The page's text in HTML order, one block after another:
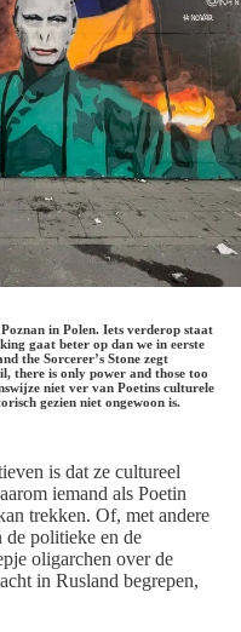
in Polen. Iets verderop staat
gaat beter op dan we in eerste
the Sorcerer’s Stone zegt
there is only power and those too
niet ver van Poetins culturele
gezien niet ongewoon is.
is dat ze cultureel
iemand als Poetin
trekken. Of, met andere
de politieke en de
oligarchen over de
in Rusland begrepen,